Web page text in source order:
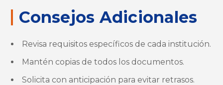
Consejos Adicionales
Revisa requisitos específicos de cada institución.
Mantén copias de todos los documentos.
Solicita con anticipación para evitar retrasos.